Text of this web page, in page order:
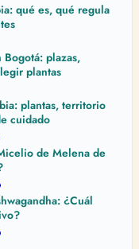
qué es, qué regula
plazas,
plantas
plantas, territorio
cuidado
de Melena de
¿Cuál